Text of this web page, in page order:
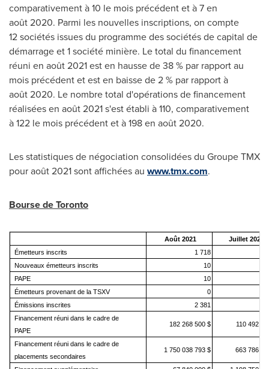
comparativement à 10 le mois précédent et à 7 en
août 2020. Parmi les nouvelles inscriptions, on compte
12 sociétés issues du programme des sociétés de capital de
démarrage et 1 société minière. Le total du financement
réuni en août 2021 est en hausse de 38 % par rapport au
mois précédent et est en baisse de 2 % par rapport à
août 2020. Le nombre total d'opérations de financement
réalisées en août 2021 s'est établi à 110, comparativement
à 122 le mois précédent et à 198 en août 2020.
Les statistiques de négociation consolidées du Groupe TMX
pour août 2021 sont affichées au www.tmx.com.
Bourse deToronto
Août 2021
Juillet 2021
Émetteurs inscrits
1 718
Nouveaux émetteurs inscrits
10
PAPE
10
Émetteurs provenant de la TSXV
0
Émissions inscrites
2 381
Financement réuni dans le cadre de
PAPE
182 268 500 $ 110 492
Financement réuni dans le cadre de
placements secondaires
1 750 038 793 $ 663 786